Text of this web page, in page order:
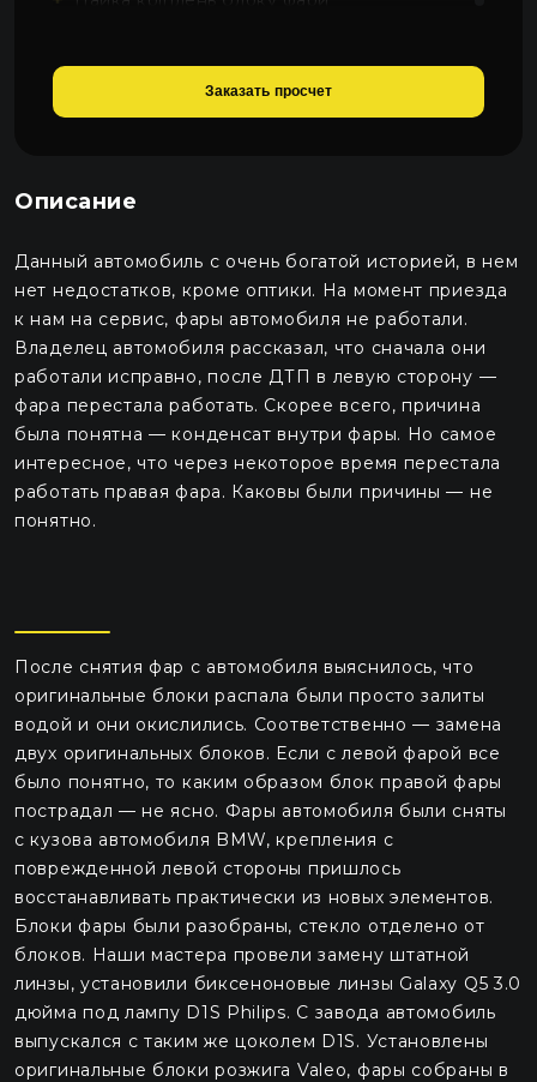
Шліфування полірування фар
1200 грн.
Робота автоелектрика
Оригінальні блоки розпалу
6480 грн.
Заказать просчет
Описание
Данный автомобиль с очень богатой историей, в нем
нет недостатков, кроме оптики. На момент приезда
к нам на сервис, фары автомобиля не работали.
Владелец автомобиля рассказал, что сначала они
работали исправно, после ДТП в левую сторону —
фара перестала работать. Скорее всего, причина
была понятна — конденсат внутри фары. Но самое
интересное, что через некоторое время перестала
работать правая фара. Каковы были причины — не
понятно.
После снятия фар с автомобиля выяснилось, что
оригинальные блоки распала были просто залиты
водой и они окислились. Соответственно — замена
двух оригинальных блоков. Если с левой фарой все
было понятно, то каким образом блок правой фары
пострадал — не ясно. Фары автомобиля были сняты
с кузова автомобиля BMW, крепления с
поврежденной левой стороны пришлось
восстанавливать практически из новых элементов.
Блоки фары были разобраны, стекло отделено от
блоков. Наши мастера провели замену штатной
линзы, установили биксеноновые линзы Galaxy Q5 3.0
дюйма под лампу D1S Philips. С завода автомобиль
выпускался с таким же цоколем D1S. Установлены
оригинальные блоки розжига Valeo, фары собраны в